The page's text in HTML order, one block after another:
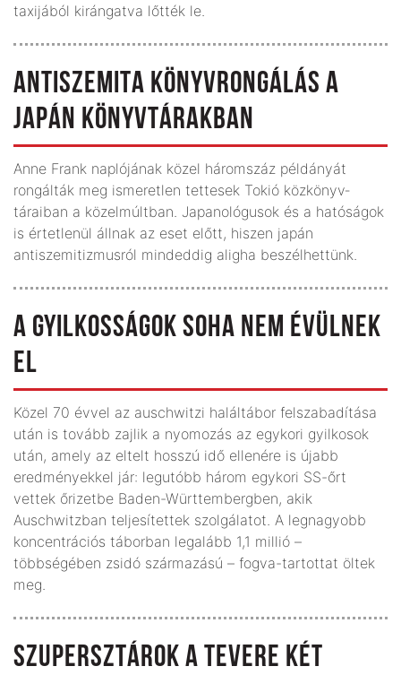
taxijából kirángatva lőtték le.
ANTISZEMITA KÖNYVRONGÁLÁS A
JAPÁN KÖNYVTÁRAKBAN
Anne Frank naplójának közel háromszáz példányát
rongálták meg ismeretlen tettesek Tokió közkönyv­
táraiban a közelmúltban. Japanológusok és a ható­ságok
is értetlenül állnak az eset előtt, hiszen japán
antiszemitizmusról mindeddig aligha beszélhettünk.
A GYILKOSSÁGOK SOHA NEM ÉVÜLNEK
EL
Közel 70 évvel az auschwitzi haláltábor felszabadítása
után is tovább zajlik a nyomozás az egykori gyilkosok
után, amely az eltelt hosszú idő ellenére is újabb
eredményekkel jár: legutóbb három egykori SS-őrt
vettek őrizetbe Baden-Württembergben, akik
Auschwitzban teljesítettek szolgálatot. A legnagyobb
koncentrációs táborban legalább 1,1 millió –
többségében zsidó származású – fogva-tartottat öltek
meg.
SZUPERSZTÁROK A TEVERE KÉT